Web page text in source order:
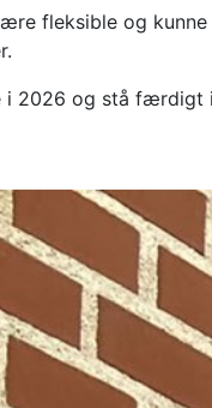
fleksible og
i 2026 og stå færdigt